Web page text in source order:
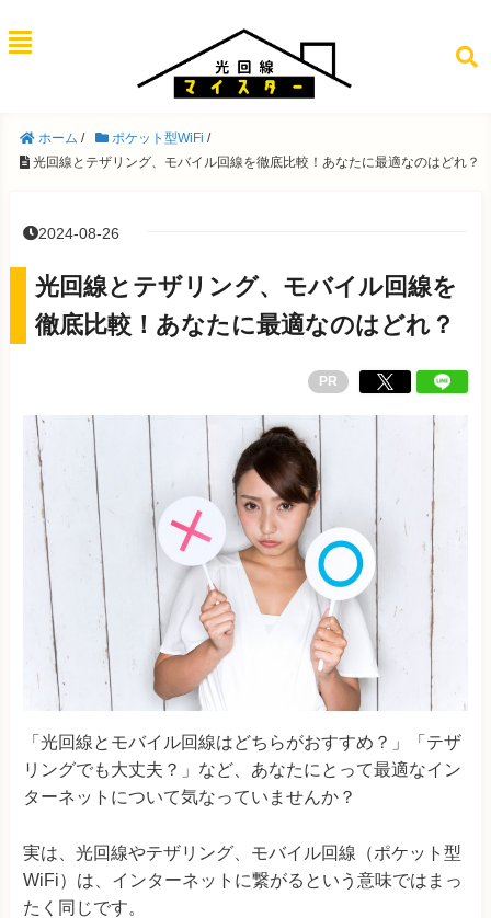
ホーム / ポケット型WiFi /
光回線とテザリング、モバイル回線を徹底比較！あなたに最適なのはどれ？
2024-08-26
光回線とテザリング、モバイル回線を
徹底比較！あなたに最適なのはどれ？
PR
「光回線とモバイル回線はどちらがおすすめ？」「テザ
リングでも大丈夫？」など、あなたにとって最適なイン
ターネットについて気なっていませんか？
実は、光回線やテザリング、モバイル回線（ポケット型
WiFi）は、インターネットに繋がるという意味ではまっ
たく同じです。